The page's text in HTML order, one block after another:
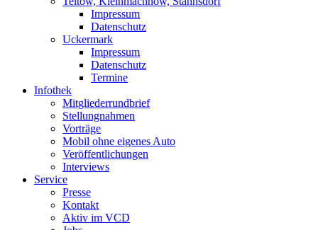
Impressum
Datenschutz
Uckermark
Impressum
Datenschutz
Termine
Infothek
Mitgliederrundbrief
Stellungnahmen
Vorträge
Mobil ohne eigenes Auto
Veröffentlichungen
Interviews
Service
Presse
Kontakt
Aktiv im VCD